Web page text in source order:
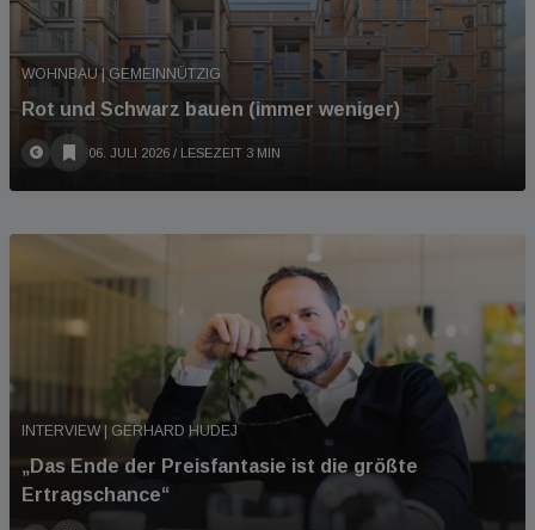
WOHNBAU | GEMEINNÜTZIG
Rot und Schwarz bauen (immer weniger)
06. JULI 2026 / LESEZEIT 3 MIN
INTERVIEW | GERHARD HUDEJ
„Das Ende der Preisfantasie ist die größte
Ertragschance“